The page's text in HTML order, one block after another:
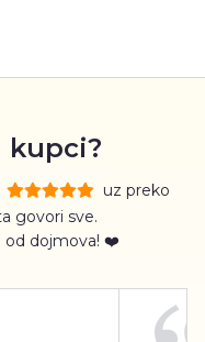
kupci?
uz preko
govori sve.
od dojmova! ❤️